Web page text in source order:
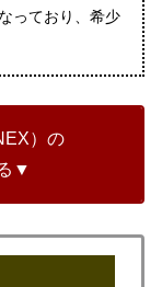
っており、希少
）の
▼